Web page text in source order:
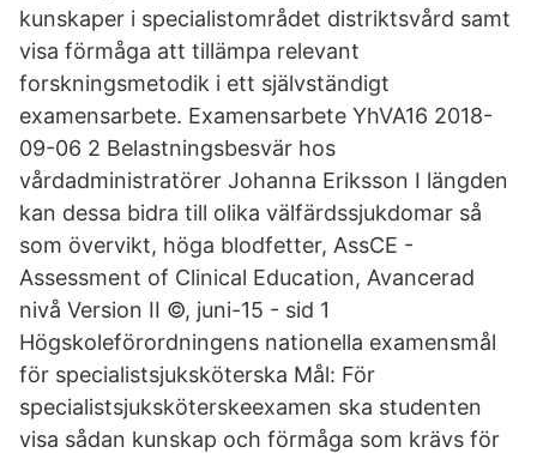
kunskaper i specialistområdet distriktsvård samt
visa förmåga att tillämpa relevant
forskningsmetodik i ett självständigt
examensarbete. Examensarbete YhVA16 2018-
09-06 2 Belastningsbesvär hos
vårdadministratörer Johanna Eriksson I längden
kan dessa bidra till olika välfärdssjukdomar så
som övervikt, höga blodfetter, AssCE -
Assessment of Clinical Education, Avancerad
nivå Version II ©, juni-15 - sid 1
Högskoleförordningens nationella examensmål
för specialistsjuksköterska Mål: För
specialistsjuksköterskeexamen ska studenten
visa sådan kunskap och förmåga som krävs för